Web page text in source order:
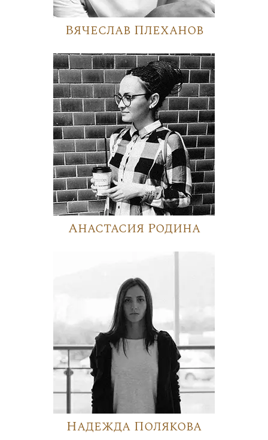
Вячеслав Плеханов
Анастасия Родина
Надежда Полякова